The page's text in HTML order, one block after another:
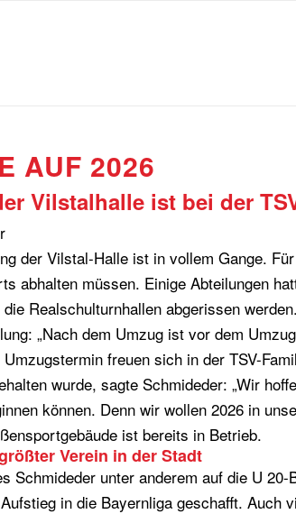
AUF 2026
Vilstalhalle ist bei der
der Vilstal-Halle ist in vollem Gange.
abhalten müssen. Einige Abteilungen
Realschulturnhallen abgerissen
„Nach dem Umzug ist vor dem
freuen sich in der TSV-
wurde, sagte Schmideder: „Wir
können. Denn wir wollen 2026 in
ist bereits in Betrieb.
Verein in der Stadt
Schmideder unter anderem auf die U
in die Bayernliga geschafft.